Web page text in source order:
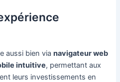
aussi bien vianavigateur web
intuitive, permettant aux
leurs investissements en